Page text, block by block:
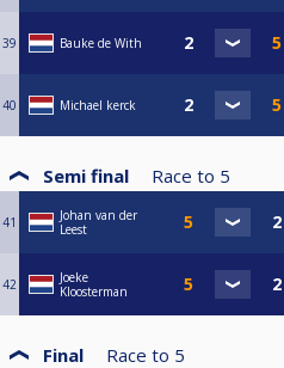
39 Bauke de With
40 Michael kerck
Semi final Race to 5
41
Johan van der
Leest
42
Joeke
Kloosterman
Final Race to 5